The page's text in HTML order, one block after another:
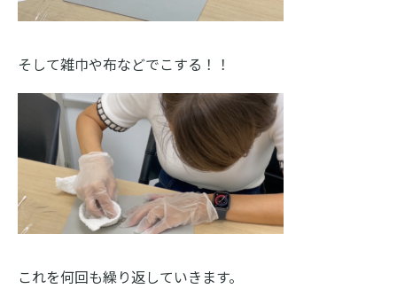
そして雑巾や布などでこする！！
これを何回も繰り返していきます。